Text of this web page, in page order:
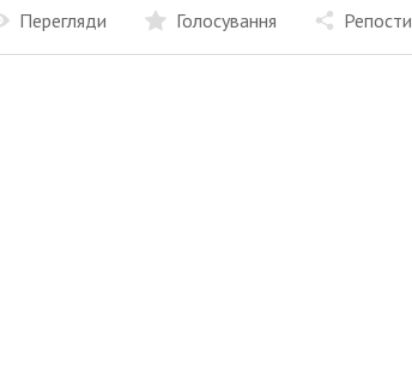
Перегляди Голосування Репости